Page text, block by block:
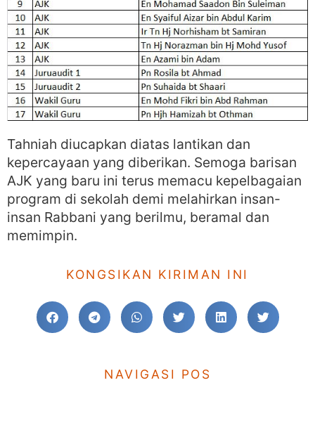
Tahniah diucapkan diatas lantikan dan
kepercayaan yang diberikan. Semoga barisan
AJK yang baru ini terus memacu kepelbagaian
program di sekolah demi melahirkan insan-
insan Rabbani yang berilmu, beramal dan
memimpin.
KONGSIKAN KIRIMAN INI
NAVIGASI POS